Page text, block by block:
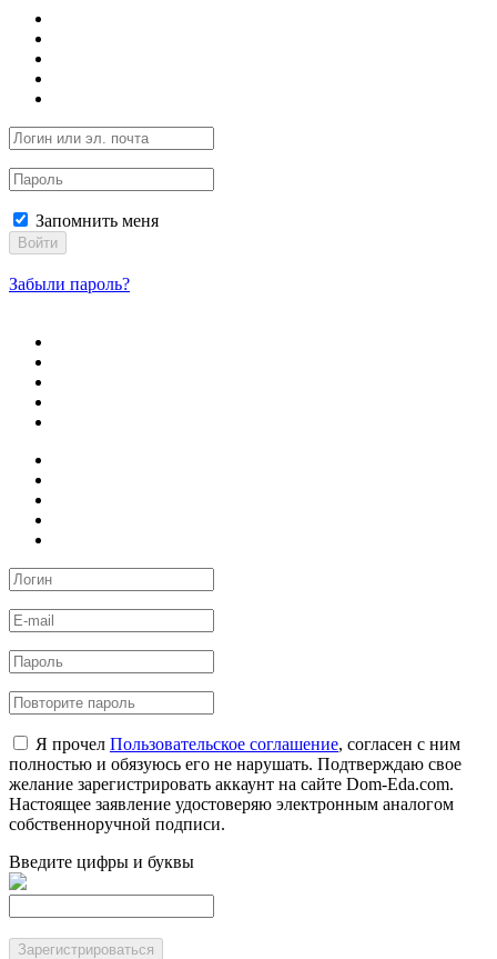
Запомнить меня
Войти
Забыли пароль?
Я прочел Пользовательское соглашение, согласен с ним
полностью и обязуюсь его не нарушать. Подтверждаю свое
желание зарегистрировать аккаунт на сайте Dom-Eda.com.
Настоящее заявление удостоверяю электронным аналогом
собственноручной подписи.
Введите цифры и буквы
Зарегистрироваться